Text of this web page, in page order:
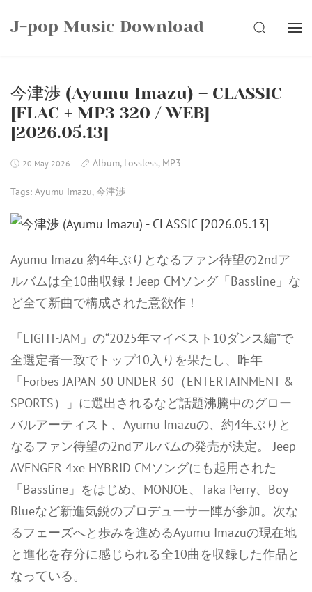
J-pop Music Download SEARCH
今津渉 (Ayumu Imazu) – CLASSIC
[FLAC + MP3 320 / WEB]
[2026.05.13]
20 May 2026 Album, Lossless, MP3
Tags: Ayumu Imazu,今津渉
Ayumu Imazu 約4年ぶりとなるファン待望の2ndア
ルバムは全10曲収録！Jeep CMソング「Bassline」な
ど全て新曲で構成された意欲作！
「EIGHT-JAM」の“2025年マイベスト10ダンス編”で
全選定者一致でトップ10入りを果たし、昨年
「Forbes JAPAN 30 UNDER 30（ENTERTAINMENT &
SPORTS）」に選出されるなど話題沸騰中のグロー
バルアーティスト、Ayumu Imazuの、約4年ぶりと
なるファン待望の2ndアルバムの発売が決定。 Jeep
AVENGER 4xe HYBRID CMソングにも起用された
「Bassline」をはじめ、MONJOE、Taka Perry、Boy
Blueなど新進気鋭のプロデューサー陣が参加。次な
るフェーズへと歩みを進めるAyumu Imazuの現在地
と進化を存分に感じられる全10曲を収録した作品と
なっている。